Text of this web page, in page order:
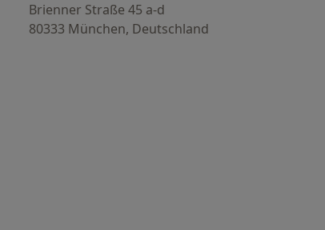
Brienner Straße 45 a-d
80333 München, Deutschland